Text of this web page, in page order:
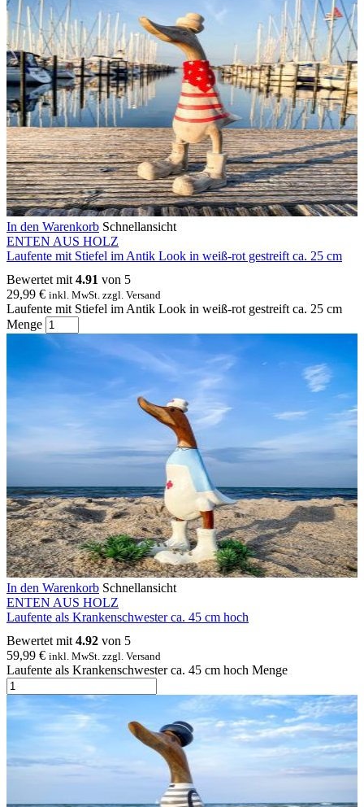
In den Warenkorb Schnellansicht
ENTEN AUS HOLZ
Laufente mit Stiefel im Antik Look in weiß-rot gestreift ca. 25 cm
Bewertet mit 4.91 von 5
29,99 € inkl. MwSt. zzgl. Versand
Laufente mit Stiefel im Antik Look in weiß-rot gestreift ca. 25 cm
Menge
In den Warenkorb Schnellansicht
ENTEN AUS HOLZ
Laufente als Krankenschwester ca. 45 cm hoch
Bewertet mit 4.92 von 5
59,99 € inkl. MwSt. zzgl. Versand
Laufente als Krankenschwester ca. 45 cm hoch Menge